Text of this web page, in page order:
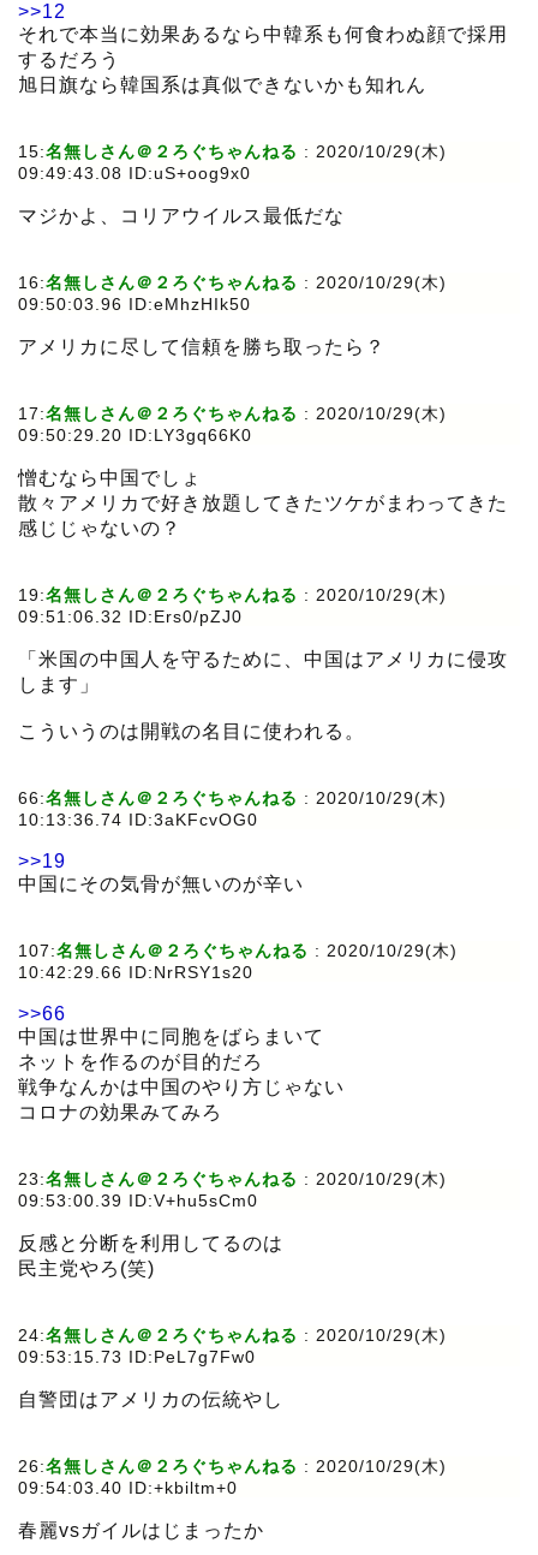
>>12
それで本当に効果あるなら中韓系も何食わぬ顔で採用
するだろう
旭日旗なら韓国系は真似できないかも知れん
15:名無しさん＠２ろぐちゃんねる : 2020/10/29(木)
09:49:43.08 ID:uS+oog9x0
マジかよ、コリアウイルス最低だな
16:名無しさん＠２ろぐちゃんねる : 2020/10/29(木)
09:50:03.96 ID:eMhzHIk50
アメリカに尽して信頼を勝ち取ったら？
17:名無しさん＠２ろぐちゃんねる : 2020/10/29(木)
09:50:29.20 ID:LY3gq66K0
憎むなら中国でしょ
散々アメリカで好き放題してきたツケがまわってきた
感じじゃないの？
19:名無しさん＠２ろぐちゃんねる : 2020/10/29(木)
09:51:06.32 ID:Ers0/pZJ0
「米国の中国人を守るために、中国はアメリカに侵攻
します」
こういうのは開戦の名目に使われる。
66:名無しさん＠２ろぐちゃんねる : 2020/10/29(木)
10:13:36.74 ID:3aKFcvOG0
>>19
中国にその気骨が無いのが辛い
107:名無しさん＠２ろぐちゃんねる : 2020/10/29(木)
10:42:29.66 ID:NrRSY1s20
>>66
中国は世界中に同胞をばらまいて
ネットを作るのが目的だろ
戦争なんかは中国のやり方じゃない
コロナの効果みてみろ
23:名無しさん＠２ろぐちゃんねる : 2020/10/29(木)
09:53:00.39 ID:V+hu5sCm0
反感と分断を利用してるのは
民主党やろ(笑)
24:名無しさん＠２ろぐちゃんねる : 2020/10/29(木)
09:53:15.73 ID:PeL7g7Fw0
自警団はアメリカの伝統やし
26:名無しさん＠２ろぐちゃんねる : 2020/10/29(木)
09:54:03.40 ID:+kbiltm+0
春麗vsガイルはじまったか